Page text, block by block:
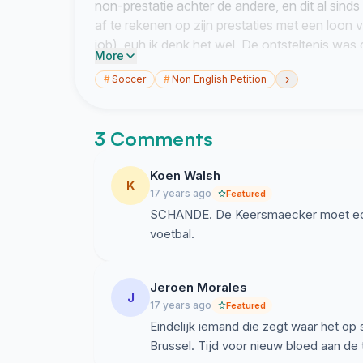
non-prestatie achter de andere, en dit al
af te rekenen op zijn prestaties met een
job), euh ik denk het wel. De ontsteltenis
hoofdrolspeler in deze redevoering bekend
een paar jaar langer mag aanklooien. En dit
het bij bekwaam bestuur. Met uw
vrienden, zelf ben ik niet genoeg frans machtig.
More
#Soccer #Non English Petition ›
3 Comments
K
Koen Walsh
17 years ago Featured
SCHANDE. De Keersmaecker moet
voetbal.
J
Jeroen Morales
17 years ago Featured
Eindelijk iemand die zegt waar het
Brussel. Tijd voor nieuw bloed aan de